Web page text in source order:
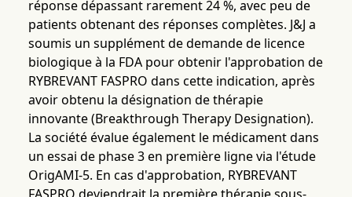
réponse dépassant rarement 24 %, avec peu de
patients obtenant des réponses complètes. J&J a
soumis un supplément de demande de licence
biologique à la FDA pour obtenir l'approbation de
RYBREVANT FASPRO dans cette indication, après
avoir obtenu la désignation de thérapie
innovante (Breakthrough Therapy Designation).
La société évalue également le médicament dans
un essai de phase 3 en première ligne via l'étude
OrigAMI-5. En cas d'approbation, RYBREVANT